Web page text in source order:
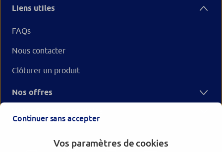
Liens utiles
FAQs
Nous contacter
Clôturer un produit
Nos offres
Continuer sans accepter
Vos paramètres de cookies